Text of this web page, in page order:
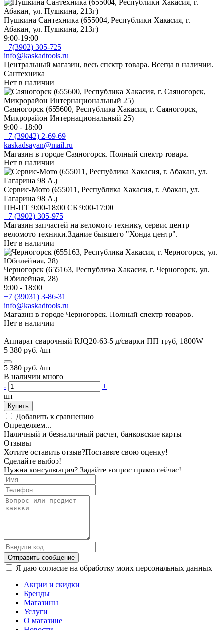
Пушкина Сантехника (655004, Республики Хакасия, г.
Абакан, ул. Пушкина, 213г)
9:00-19:00
+7(3902) 305-725
info@kaskadtools.ru
Центральный магазин, весь спектр товара. Всегда в наличии.
Сантехника
Нет в наличии
Саяногорск (655600, Республика Хакасия, г. Саяногорск,
Микрорайон Интернациональный 25)
9:00 - 18:00
+7 (39042) 2-69-69
kaskadsayan@mail.ru
Магазин в городе Саяногорск. Полный спектр товара.
Нет в наличии
Сервис-Мото (655011, Республика Хакасия, г. Абакан, ул.
Гагарина 98 А.)
ПН-ПТ 9:00-18:00 СБ 9:00-17:00
+7 (3902) 305-975
Магазин запчастей на веломото технику, сервис центр
веломото техники.Здание бывшего "Хонда центр".
Нет в наличии
Черногорск (655163, Республика Хакасия, г. Черногорск, ул.
Юбилейная, 28)
9:00 - 18:00
+7 (39031) 3-86-31
info@kaskadtools.ru
Магазин в городе Черногорск. Полный спектр товаров.
Нет в наличии
Аппарат сварочный RJQ20-63-5 д/сварки ПП труб, 1800W
5 380 руб. /шт
5 380 руб. /шт
В наличии много
-
+
шт
Купить
Добавить к сравнению
Определяем...
Наличный и безналичный расчет, банковские карты
Отзывы
Хотите оставить отзыв?Поставьте свою оценку!
Сделайте выбор!
Нужна консультация? Задайте вопрос прямо сейчас!
Отправить сообщение
Я даю согласие на обработку моих персональных данных
Акции и скидки
Бренды
Магазины
Услуги
О магазине